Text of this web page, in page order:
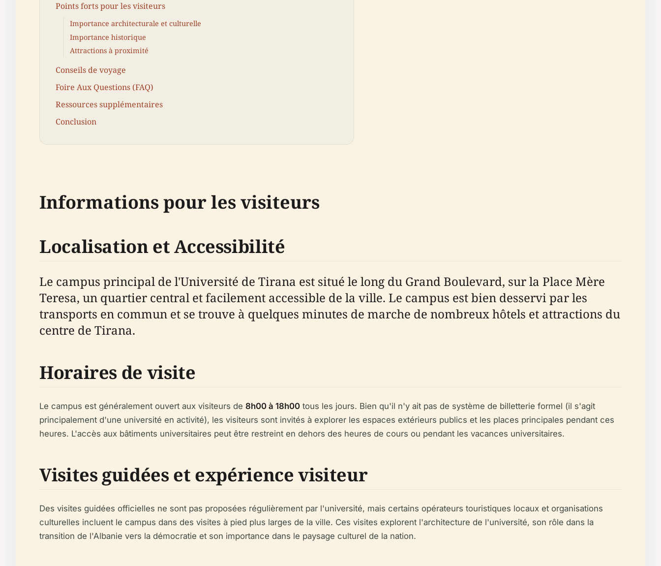
Points forts pour les visiteurs
Importance architecturale et culturelle
Importance historique
Attractions à proximité
Conseils de voyage
Foire Aux Questions (FAQ)
Ressources supplémentaires
Conclusion
Informations pour les visiteurs
Localisation et Accessibilité
Le campus principal de l'Université de Tirana est situé le long du Grand Boulevard, sur la Place Mère
Teresa, un quartier central et facilement accessible de la ville. Le campus est bien desservi par les
transports en commun et se trouve à quelques minutes de marche de nombreux hôtels et attractions du
centre de Tirana.
Horaires de visite
Le campus est généralement ouvert aux visiteurs de 8h00 à 18h00 tous les jours. Bien qu'il n'y ait pas de système de billetterie formel (il s'agit
principalement d'une université en activité), les visiteurs sont invités à explorer les espaces extérieurs publics et les places principales pendant ces
heures. L'accès aux bâtiments universitaires peut être restreint en dehors des heures de cours ou pendant les vacances universitaires.
Visites guidées et expérience visiteur
Des visites guidées officielles ne sont pas proposées régulièrement par l'université, mais certains opérateurs touristiques locaux et organisations
culturelles incluent le campus dans des visites à pied plus larges de la ville. Ces visites explorent l'architecture de l'université, son rôle dans la
transition de l'Albanie vers la démocratie et son importance dans le paysage culturel de la nation.